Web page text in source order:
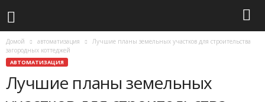
Домой автоматизация
Лучшие планы земельных участков для строительства
загородных коттеджей
АВТОМАТИЗАЦИЯ
Лучшие планы земельных